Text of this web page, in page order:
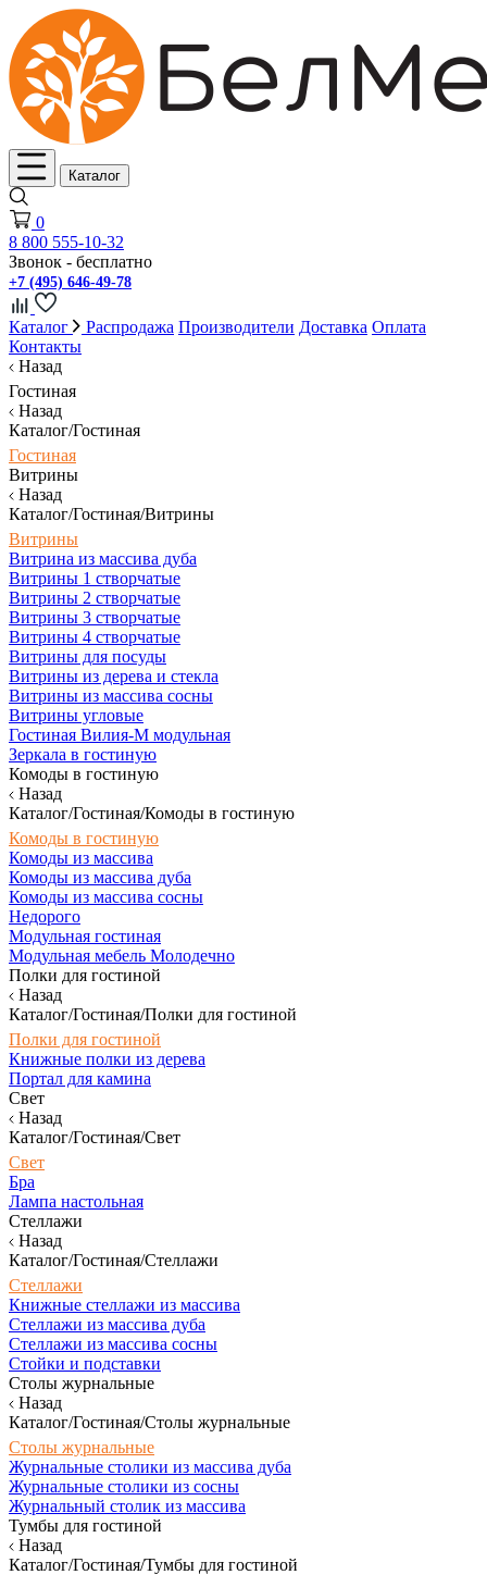
Каталог
0
8 800 555-10-32
Звонок - бесплатно
+7 (495) 646-49-78
Каталог Распродажа Производители Доставка Оплата
Контакты
Назад
Гостиная
Назад
Каталог/Гостиная
Гостиная
Витрины
Назад
Каталог/Гостиная/Витрины
Витрины
Витрина из массива дуба
Витрины 1 створчатые
Витрины 2 створчатые
Витрины 3 створчатые
Витрины 4 створчатые
Витрины для посуды
Витрины из дерева и стекла
Витрины из массива сосны
Витрины угловые
Гостиная Вилия-М модульная
Зеркала в гостиную
Комоды в гостиную
Назад
Каталог/Гостиная/Комоды в гостиную
Комоды в гостиную
Комоды из массива
Комоды из массива дуба
Комоды из массива сосны
Недорого
Модульная гостиная
Модульная мебель Молодечно
Полки для гостиной
Назад
Каталог/Гостиная/Полки для гостиной
Полки для гостиной
Книжные полки из дерева
Портал для камина
Свет
Назад
Каталог/Гостиная/Свет
Свет
Бра
Лампа настольная
Стеллажи
Назад
Каталог/Гостиная/Стеллажи
Стеллажи
Книжные стеллажи из массива
Стеллажи из массива дуба
Стеллажи из массива сосны
Стойки и подставки
Столы журнальные
Назад
Каталог/Гостиная/Столы журнальные
Столы журнальные
Журнальные столики из массива дуба
Журнальные столики из сосны
Журнальный столик из массива
Тумбы для гостиной
Назад
Каталог/Гостиная/Тумбы для гостиной